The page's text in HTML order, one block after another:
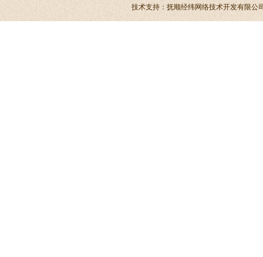
技术支持： 抚顺经纬网络技术开发有限公